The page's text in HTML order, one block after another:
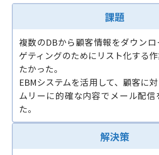
課題
複数のDBから顧客情報をダウン
ゲティングのためにリスト化する
たかった。
EBMシステムを活用して、顧客に
ムリーに的確な内容でメール配信
た。
解決策